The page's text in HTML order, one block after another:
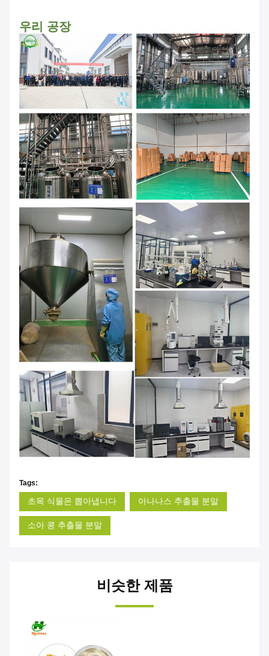
우리 공장
Tags:
초목 식물은 뽑아냅니다 아나나스 추출물 분말
소아 콩 추출물 분말
비슷한 제품